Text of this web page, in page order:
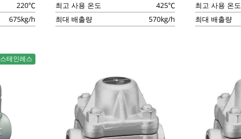
220℃
675kg/h
최고 사용 온도
425℃
최대 배출량
570kg/h
최고 사용 온도
최대 배출량
스테인레스